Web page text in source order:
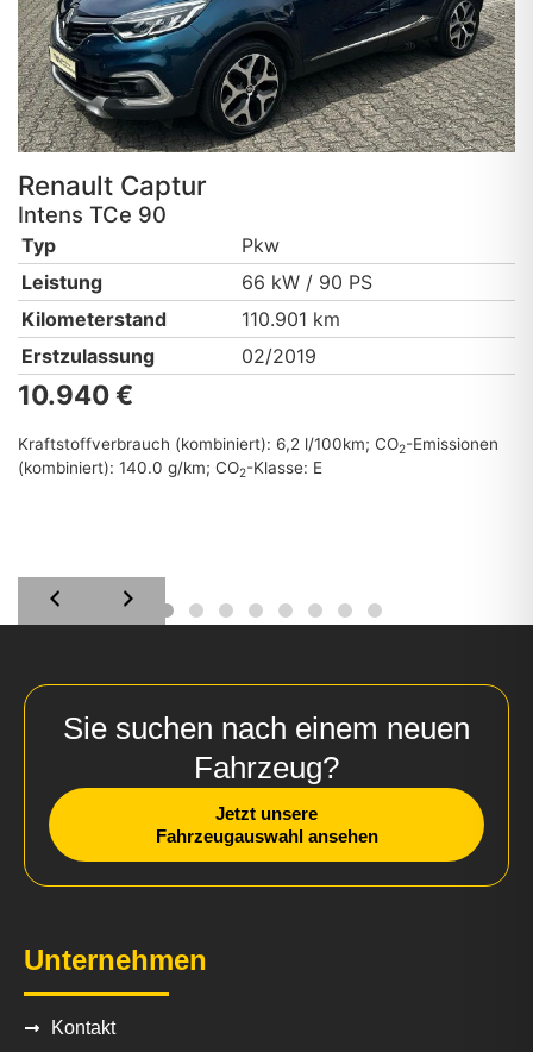
Renault Captur
Intens TCe 90
Typ
Pkw
Leistung
66 kW / 90 PS
Kilometerstand
110.901 km
Erstzulassung
02/2019
10.940 €
Kraftstoffverbrauch (kombiniert): 6,2 l/100km; CO2-Emissionen
(kombiniert): 140.0 g/km; CO2-Klasse: E
Sie suchen nach einem neuen
Fahrzeug?
Jetzt unsere
Fahrzeugauswahl ansehen
Unternehmen
Kontakt